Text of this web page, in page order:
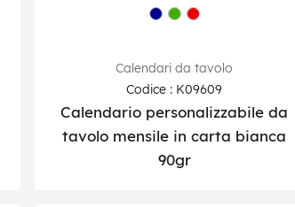
Calendari da tavolo
Codice : K09609
Calendario personalizzabile da
tavolo mensile in carta bianca
90gr